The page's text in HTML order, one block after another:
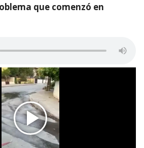
que comenzó en